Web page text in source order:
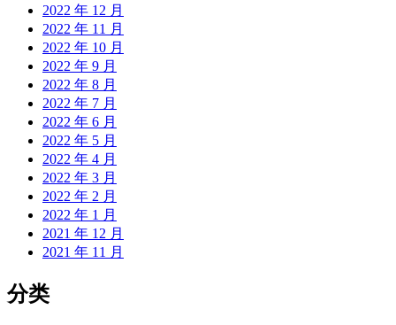
2022 年 12 月
2022 年 11 月
2022 年 10 月
2022 年 9 月
2022 年 8 月
2022 年 7 月
2022 年 6 月
2022 年 5 月
2022 年 4 月
2022 年 3 月
2022 年 2 月
2022 年 1 月
2021 年 12 月
2021 年 11 月
分类